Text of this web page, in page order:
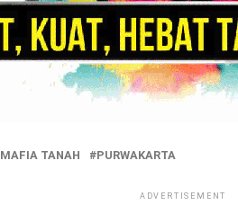
MAFIA TANAH PURWAKARTA
ADVERTISEMENT